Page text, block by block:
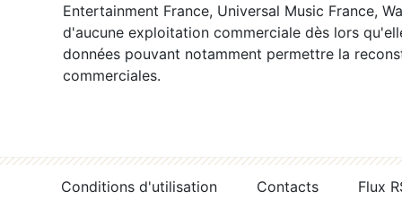
Entertainment France, Universal Music France,
d'aucune exploitation commerciale dès lors
données pouvant notamment permettre la
commerciales.
Conditions d'utilisation Contacts
Flux